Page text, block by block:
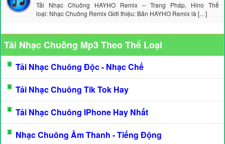
Tải Nhạc Chuông HAYHO Remix – Trang Pháp, Hino Thể
loại: Nhạc Chuông Remix Giới thiệu: Bản HAYHO Remix là […]
Tải Nhạc Chuông Mp3 Theo Thể Loại
Tải Nhạc Chuông Độc - Nhạc Chế
Tải Nhạc Chuông Tik Tok Hay
Tải Nhạc Chuông IPhone Hay Nhất
Nhạc Chuông Âm Thanh - Tiếng Động